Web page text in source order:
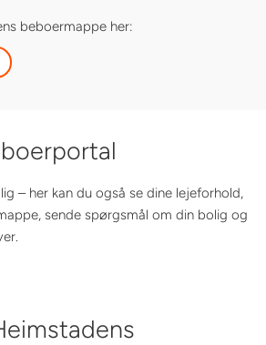
beboermappe her:
– her kan du også se dine lejeforhold,
sende spørgsmål om din bolig og